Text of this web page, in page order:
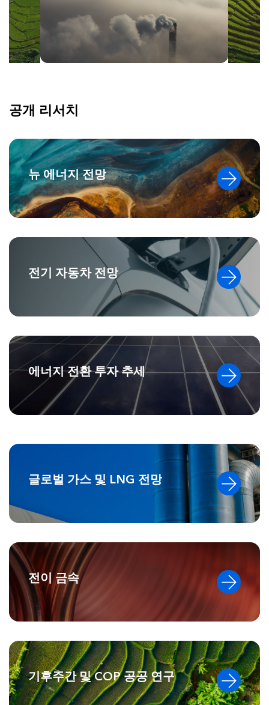
공개 리서치
뉴 에너지 전망
전기 자동차 전망
에너지 전환 투자 추세
글로벌 가스 및 LNG 전망
전이 금속
기후주간 및 COP 공공 연구